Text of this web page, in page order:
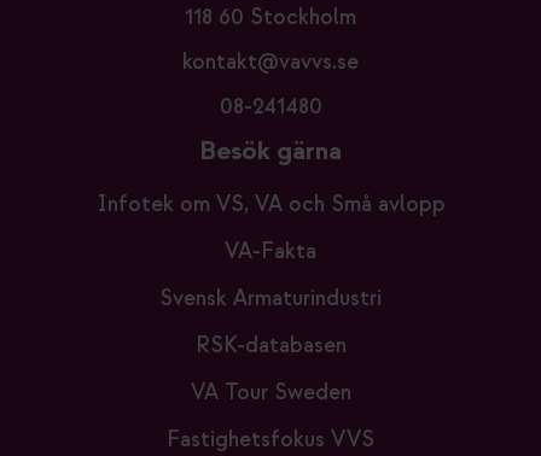
118 60 Stockholm
kontakt@vavvs.se
08-241480
Besök gärna
Infotek om VS, VA och Små avlopp
VA-Fakta
Svensk Armaturindustri
RSK-databasen
VA Tour Sweden
Fastighetsfokus VVS